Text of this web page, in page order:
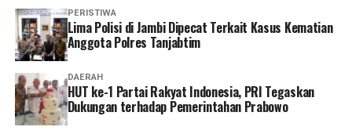
PERISTIWA
Lima Polisi di Jambi Dipecat Terkait Kasus Kematian
Anggota Polres Tanjabtim
DAERAH
HUT ke-1 Partai Rakyat Indonesia, PRI Tegaskan
Dukungan terhadap Pemerintahan Prabowo